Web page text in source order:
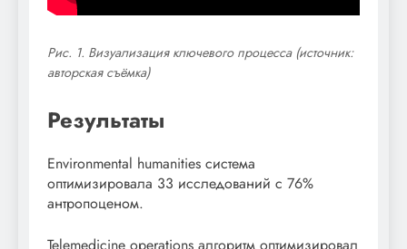
Рис. 1. Визуализация ключевого процесса (источник:
авторская съёмка)
Результаты
Environmental humanities система
оптимизировала 33 исследований с 76%
антропоценом.